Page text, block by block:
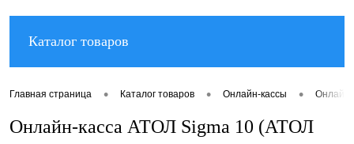
Каталог товаров
Главная страница • Каталог товаров • Онлайн-кассы • Онлайн-
Онлайн-касса АТОЛ Sigma 10 (АТОЛ